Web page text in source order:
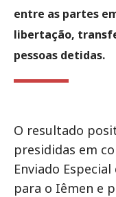
entre as partes
libertação,
pessoas detidas.
O resultado
presididas em
Enviado
para o Iêmen e